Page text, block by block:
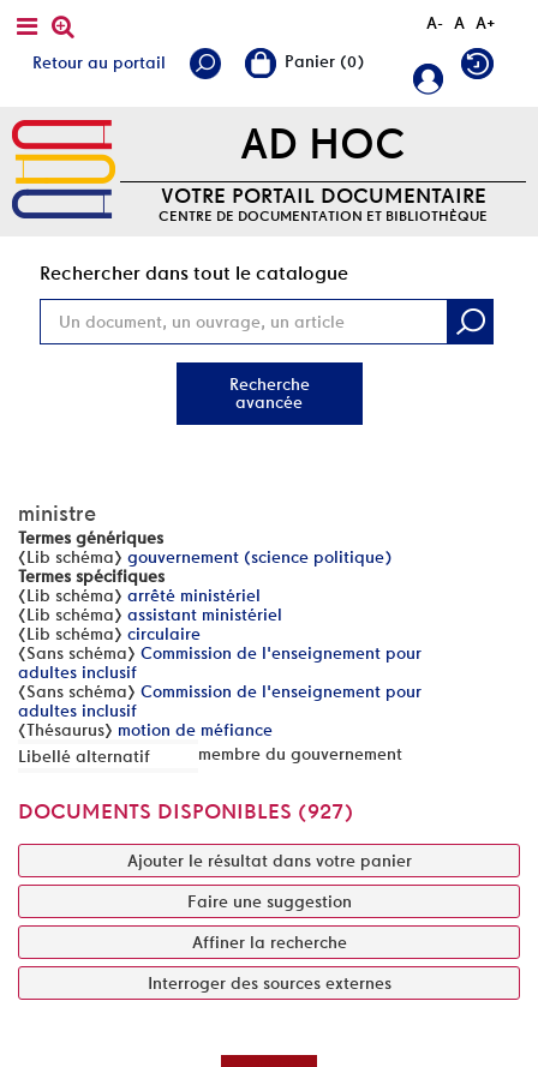
A- A A+
Retour au portail
AD HOC
VOTRE PORTAIL DOCUMENTAIRE
CENTRE DE DOCUMENTATION ET BIBLIOTHÈQUE
Rechercher dans tout le catalogue
Recherche
avancée
ministre
Termes génériques
[Lib schéma] gouvernement (science politique)
Termes spécifiques
[Lib schéma] arrêté ministériel
[Lib schéma] assistant ministériel
[Lib schéma] circulaire
[Sans schéma] Commission de l'enseignement pour
adultes inclusif
[Sans schéma] Commission de l'enseignement pour
adultes inclusif
[Thésaurus] motion de méfiance
Libellé alternatif
membre du gouvernement
DOCUMENTS DISPONIBLES (927)
Ajouter le résultat dans votre panier
Faire une suggestion
Affiner la recherche
Interroger des sources externes